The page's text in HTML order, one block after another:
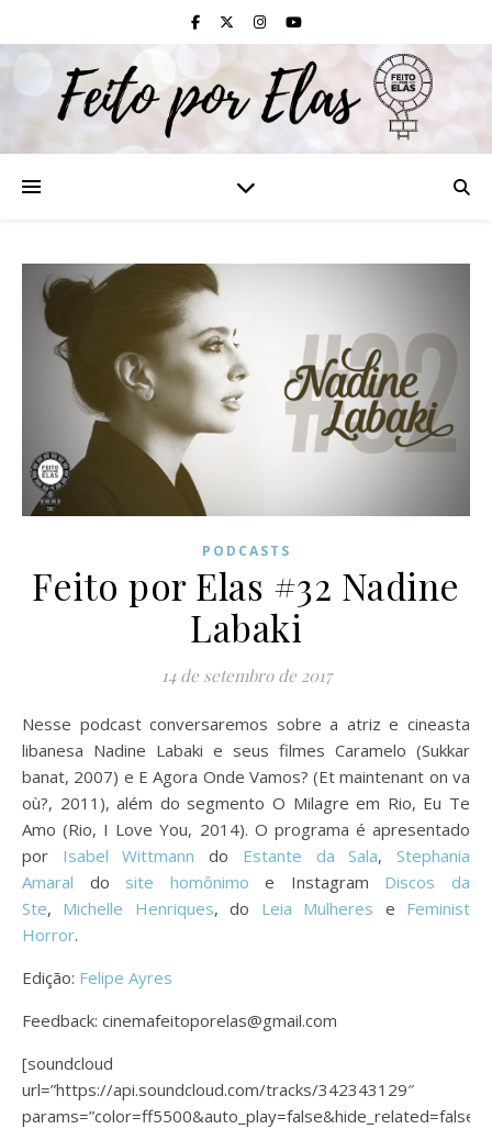
PODCASTS
Feito por Elas #32 Nadine
Labaki
14 de setembro de 2017
Nesse podcast conversaremos sobre a atriz e cineasta
libanesa Nadine Labaki e seus filmes Caramelo (Sukkar
banat, 2007) e E Agora Onde Vamos? (Et maintenant on va
où?, 2011), além do segmento O Milagre em Rio, Eu Te
Amo (Rio, I Love You, 2014). O programa é apresentado
por Isabel Wittmann do Estante da Sala,Stephania
Amaral do site homônimo e Instagram Discos da
Ste, Michelle Henriques, do Leia Mulheres e Feminist
Horror.
Edição: Felipe Ayres
Feedback: cinemafeitoporelas@gmail.com
[soundcloud
url=”https://api.soundcloud.com/tracks/342343129″